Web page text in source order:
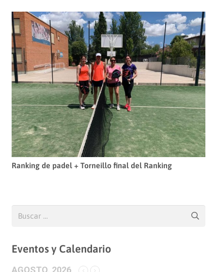
Ranking de padel + Torneillo final del Ranking
Eventos y Calendario
AGOSTO, 2026